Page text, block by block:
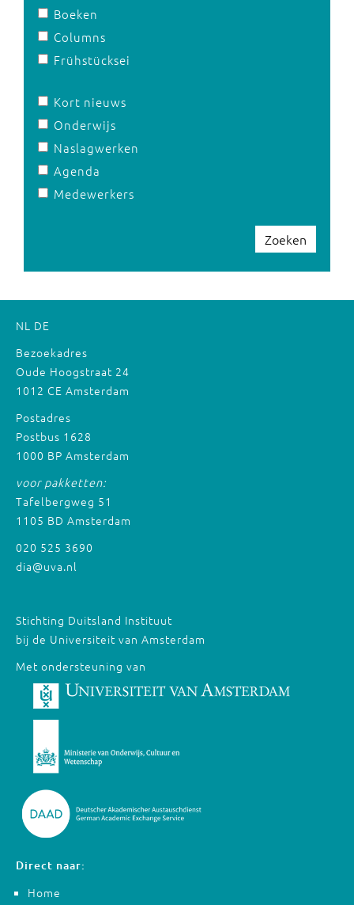
Boeken
Columns
Frühstücksei
Kort nieuws
Onderwijs
Naslagwerken
Agenda
Medewerkers
Zoeken
NL DE
Bezoekadres
Oude Hoogstraat 24
1012 CE Amsterdam
Postadres
Postbus 1628
1000 BP Amsterdam
voor pakketten:
Tafelbergweg 51
1105 BD Amsterdam
020 525 3690
dia@uva.nl
Stichting Duitsland Instituut
bij de Universiteit van Amsterdam
Met ondersteuning van
Direct naar:
Home